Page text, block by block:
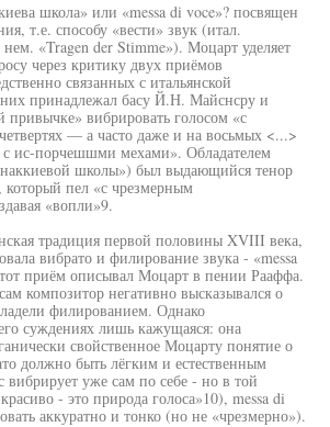
школа» или «messa di voce»? посвящен
т.е. способу «вести» звук (итал.
«Tragen der Stimme»). Моцарт уделяет
через критику двух приёмов
связанных с итальянской
принадлежал басу Й.Н. Майснсру и
привычке» вибрировать голосом «с
— а часто даже и на восьмых <...>
ис-порчешшми мехами». Обладателем
школы») был выдающийся тенор
пел «с чрезмерным
«вопли»9.
традиция первой половины XVIII века,
вибрато и филирование звука - «messa
приём описывал Моцарт в пении Рааффа.
композитор негативно высказывался о
филированием. Однако
суждениях лишь кажущаяся: она
свойственное Моцарту понятие о
должно быть лёгким и естественным
вибрирует уже сам по себе - но в той
- это природа голоса»10), messa di
аккуратно и тонко (но не «чрезмерно»).